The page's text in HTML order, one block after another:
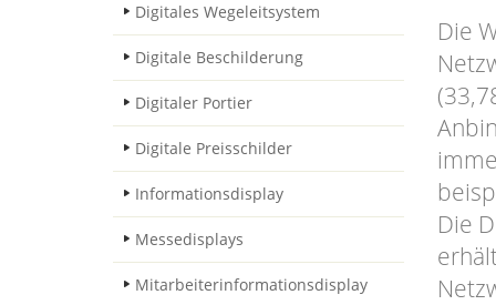
Digitales Wegeleitsystem
Digitale Beschilderung
Digitaler Portier
Digitale Preisschilder
Informationsdisplay
Messedisplays
Mitarbeiterinformationsdisplay
Die
Die